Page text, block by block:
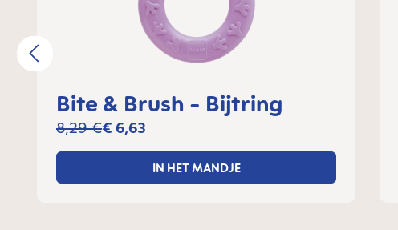
Bite & Brush - Bijtring
€ 6,63
8,29 €
IN HET MANDJE